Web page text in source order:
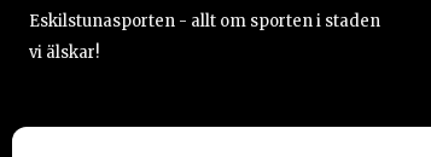
Eskilstunasporten - allt om sporten i staden
vi älskar!